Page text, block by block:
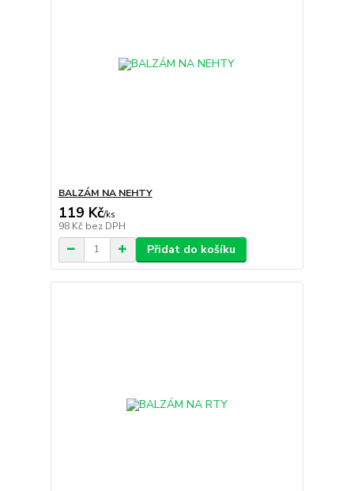
BALZÁM NA NEHTY
119 Kč/ks
98 Kč bez DPH
Přidat do košíku